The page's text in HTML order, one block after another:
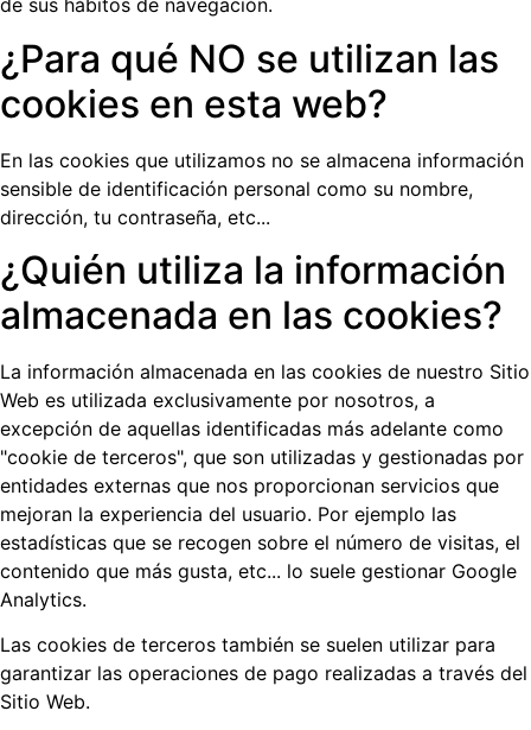
de sus hábitos de navegación.
¿Para qué NO se utilizan las
cookies en esta web?
En las cookies que utilizamos no se almacena información
sensible de identificación personal como su nombre,
dirección, tu contraseña, etc...
¿Quién utiliza la información
almacenada en las cookies?
La información almacenada en las cookies de nuestro Sitio
Web es utilizada exclusivamente por nosotros, a
excepción de aquellas identificadas más adelante como
"cookie de terceros", que son utilizadas y gestionadas por
entidades externas que nos proporcionan servicios que
mejoran la experiencia del usuario. Por ejemplo las
estadísticas que se recogen sobre el número de visitas, el
contenido que más gusta, etc... lo suele gestionar Google
Analytics.
Las cookies de terceros también se suelen utilizar para
garantizar las operaciones de pago realizadas a través del
Sitio Web.